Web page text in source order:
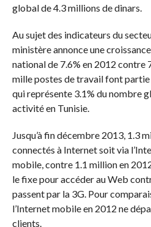
global de 4.3 millions de dinars.
Au sujet des indicateurs du
ministère annonce une
national de 7.6% en 2012 contre
mille postes de travail font partie
qui représente 3.1% du nombre
activité en Tunisie.
Jusqu’à fin décembre 2013, 1.3
connectés à Internet soit via
mobile, contre 1.1 million en
le fixe pour accéder au Web
passent par la 3G. Pour
l’Internet mobile en 2012 ne
clients.